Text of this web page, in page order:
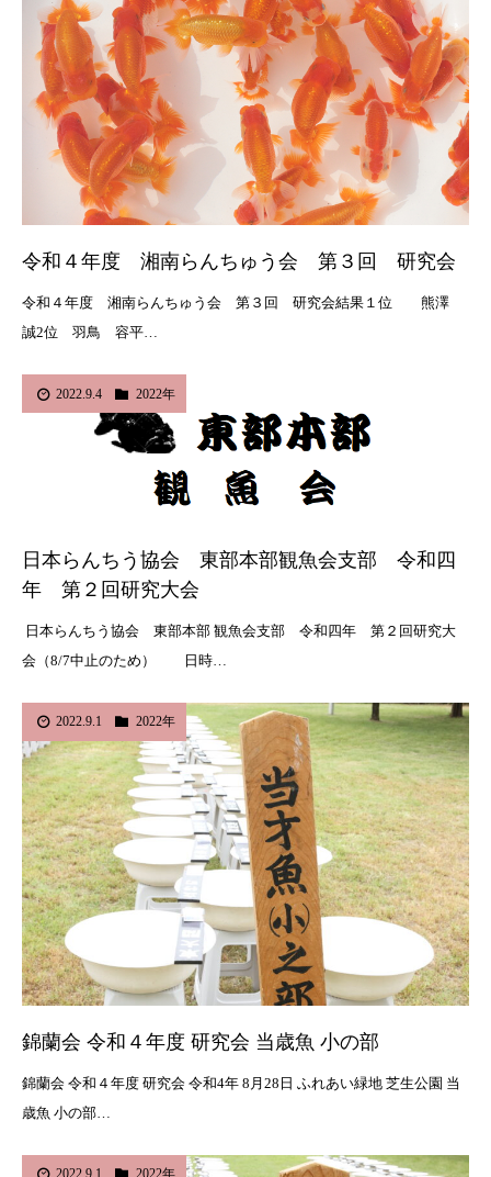
令和４年度 湘南らんちゅう会 第３回 研究会
令和４年度 湘南らんちゅう会 第３回 研究会結果１位 熊澤
誠2位 羽鳥 容平…
2022.9.4 2022年
日本らんちう協会 東部本部観魚会支部 令和四
年 第２回研究大会
日本らんちう協会 東部本部 観魚会支部 令和四年 第２回研究大
会（8/7中止のため） 日時…
2022.9.1 2022年
錦蘭会 令和４年度 研究会 当歳魚 小の部
錦蘭会 令和４年度 研究会 令和4年 8月28日 ふれあい緑地 芝生公園 当
歳魚 小の部…